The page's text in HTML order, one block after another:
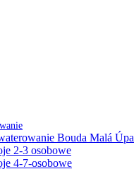
Bouda Malá Úpa
2-3 osobowe
4-7-osobowe